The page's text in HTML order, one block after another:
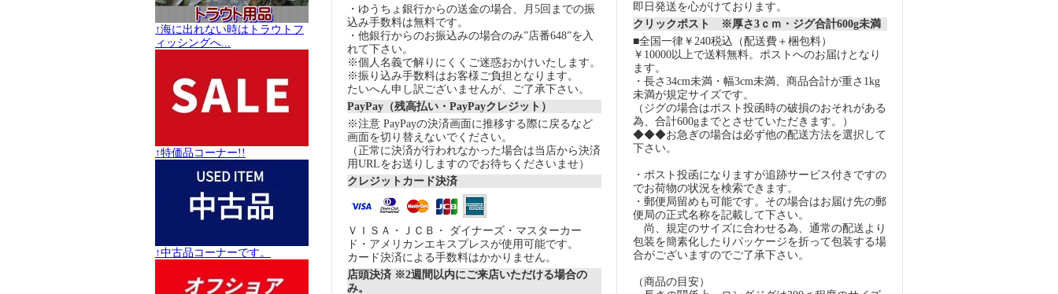
↑海に出れない時はトラウトフ
ィッシングへ...
↑特価品コーナー!!
↑中古品コーナーです。
・ゆうちょ銀行からの送金の場合、月5回までの振
込み手数料は無料です。
・他銀行からのお振込みの場合のみ”店番648”を入
れて下さい。
※個人名義で解りにくくご迷惑おかけいたします。
※振り込み手数料はお客様ご負担となります。
たいへん申し訳ございませんが、ご了承下さい。
PayPay（残高払い・PayPayクレジット）
※注意 PayPayの決済画面に推移する際に戻るなど
画面を切り替えないでください。
（正常に決済が行われなかった場合は当店から決済
用URLをお送りしますのでお待ちくださいませ）
クレジットカード決済
ＶＩＳＡ・ＪＣＢ・ ダイナーズ・マスターカー
ド・アメリカンエキスプレスが使用可能です。
カード決済による手数料はかかりません。
店頭決済 ※2週間以内にご来店いただける場合の
み。
即日発送を心がけております。
クリックポスト ※厚さ3ｃｍ・ジグ合計600g未満
■全国一律￥240税込（配送費＋梱包料）
￥10000以上で送料無料。ポストへのお届けとなり
ます。
・長さ34cm未満・幅3cm未満、商品合計が重さ1kg
未満が規定サイズです。
（ジグの場合はポスト投函時の破損のおそれがある
為、合計600gまでとさせていただきます。）
◆◆◆お急ぎの場合は必ず他の配送方法を選択して
下さい。
・ポスト投函になりますが追跡サービス付きですの
でお荷物の状況を検索できます。
・郵便局留めも可能です。その場合はお届け先の郵
便局の正式名称を記載して下さい。
尚、規定のサイズに合わせる為、通常の配送より
包装を簡素化したりパッケージを折って包装する場
合がございますのでご了承下さい。
（商品の目安）